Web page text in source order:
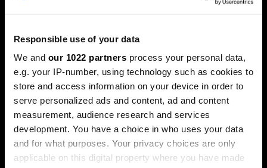
Responsible use of your data
We and our 1022 partners process your personal data,
e.g. your IP-number, using technology such as cookies to
store and access information on your device in order to
serve personalized ads and content, ad and content
measurement, audience research and services
development. You have a choice in who uses your data
and for what purposes. Your privacy choices are only
applicable on this digital property where you have made
„Енвидија“ купи стартап основан
Јосифовски и Словенецот Јуре
Лесковец
„Кумо АИ“ развива модели наменети за
предвидување деловни настани.